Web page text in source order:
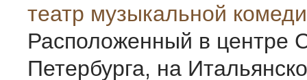
театр музыкальной
Расположенный в центре
Петербурга, на